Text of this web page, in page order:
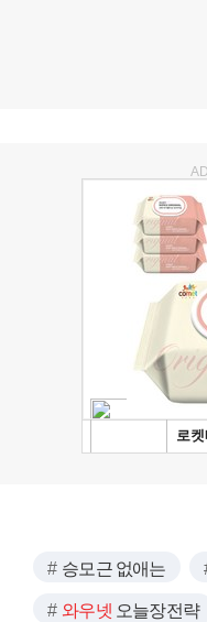
승모근 없애는
와우넷 오늘장전략